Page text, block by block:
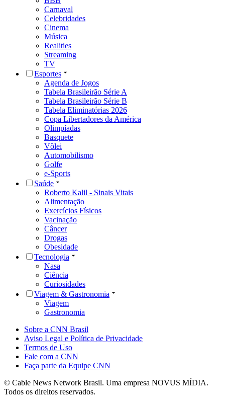
Carnaval
Celebridades
Cinema
Música
Realities
Streaming
TV
Esportes
Agenda de Jogos
Tabela Brasileirão Série A
Tabela Brasileirão Série B
Tabela Eliminatórias 2026
Copa Libertadores da América
Olimpíadas
Basquete
Vôlei
Automobilismo
Golfe
e-Sports
Saúde
Roberto Kalil - Sinais Vitais
Alimentação
Exercícios Físicos
Vacinação
Câncer
Drogas
Obesidade
Tecnologia
Nasa
Ciência
Curiosidades
Viagem & Gastronomia
Viagem
Gastronomia
Sobre a CNN Brasil
Aviso Legal e Política de Privacidade
Termos de Uso
Fale com a CNN
Faça parte da Equipe CNN
© Cable News Network Brasil. Uma empresa NOVUS MÍDIA.
Todos os direitos reservados.